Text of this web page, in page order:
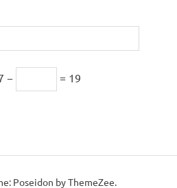
− = 19
Poseidon by ThemeZee.